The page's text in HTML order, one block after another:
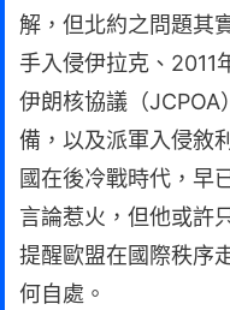
解，但北約之問題其
手入侵伊拉克、2011
伊朗核協議（JCPOA
備，以及派軍入侵敘
國在後冷戰時代，早
言論惹火，但他或許
提醒歐盟在國際秩序
何自處。